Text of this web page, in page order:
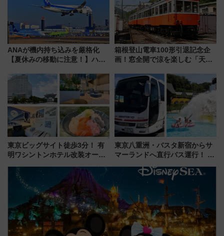
ANAが機内持ち込みを厳格化
【夏休みの移動に注意！】ハン
「身の回り品」新サイズ制限
(40×30×20cm)おさらい
箱根登山電車100形引退記念企
画！窓全開で涼を楽しむ「天然
発売
東京ビッグサイト徒歩3分！ 有
明ワシントンホテル改装オープ
客室」や海鮮丼が人気の朝食ビ
ュッフェを現地レポ
東京八重洲・バスタ新宿からサ
マーランドへ直行バス運行！ お
推し活を楽しもう！（2026年
8/1～31）